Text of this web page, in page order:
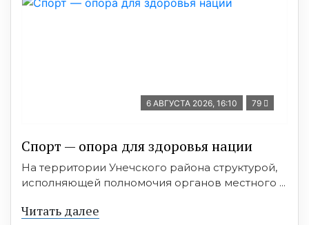
6 АВГУСТА 2026, 16:10 79
Спорт — опора для здоровья нации
На территории Унечского района структурой,
исполняющей полномочия органов местного ...
Читать далее